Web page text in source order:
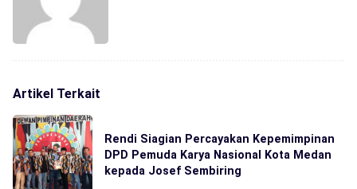
Artikel Terkait
Rendi Siagian Percayakan Kepemimpinan
DPD Pemuda Karya Nasional Kota Medan
kepada Josef Sembiring